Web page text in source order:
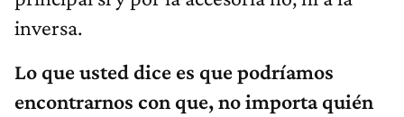
inversa.
Lo que usted dice es que podríamos
encontrarnos con que, no importa quién